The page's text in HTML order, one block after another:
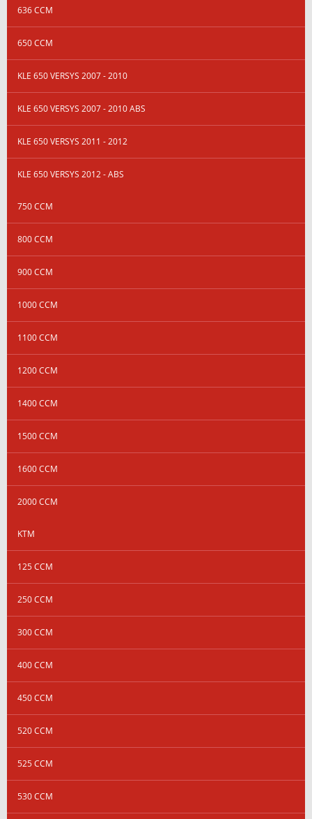
636 CCM
650 CCM
KLE 650 VERSYS 2007 - 2010
KLE 650 VERSYS 2007 - 2010 ABS
KLE 650 VERSYS 2011 - 2012
KLE 650 VERSYS 2012 - ABS
750 CCM
800 CCM
900 CCM
1000 CCM
1100 CCM
1200 CCM
1400 CCM
1500 CCM
1600 CCM
2000 CCM
KTM
125 CCM
250 CCM
300 CCM
400 CCM
450 CCM
520 CCM
525 CCM
530 CCM